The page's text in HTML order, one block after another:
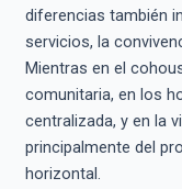
diferencias también
servicios, la
Mientras en el
comunitaria, en los
centralizada, y en la
principalmente del
horizontal.